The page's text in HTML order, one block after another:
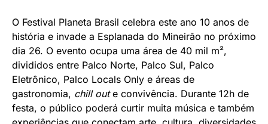
O Festival Planeta Brasil celebra este ano 10 anos de
história e invade a Esplanada do Mineirão no próximo
dia 26. O evento ocupa uma área de 40 mil m²,
divididos entre Palco Norte, Palco Sul, Palco
Eletrônico, Palco Locals Only e áreas de
gastronomia, chill oute convivência. Durante 12h de
festa, o público poderá curtir muita música e também